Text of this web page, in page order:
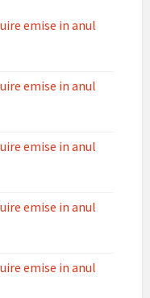
emise in anul
emise in anul
emise in anul
emise in anul
emise in anul